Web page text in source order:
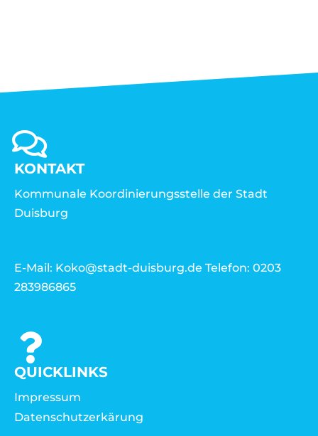
KONTAKT
Kommunale Koordinierungsstelle der Stadt
Duisburg
E-Mail: Koko@stadt-duisburg.de Telefon: 0203
283986865
QUICKLINKS
Impressum
Datenschutzerkärung